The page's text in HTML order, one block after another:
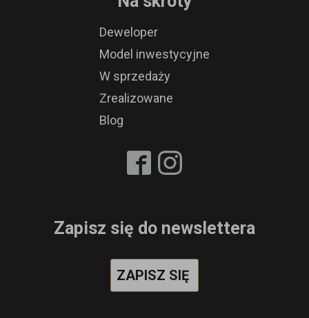
Deweloper
Model inwestycyjne
W sprzedaży
Zrealizowane
Blog
Zapisz się do newslettera
ZAPISZ SIĘ